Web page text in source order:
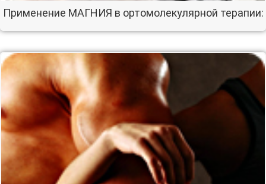
Применение МАГНИЯ в ортомолекулярной терапии: